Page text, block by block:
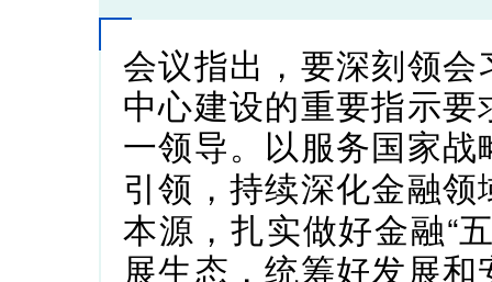
会议指出， 要深刻领会
中心建设的重要指示
一领导。以服务国家
引领，持续深化金融
本源，扎实做好金融“
展生态，统筹好发展